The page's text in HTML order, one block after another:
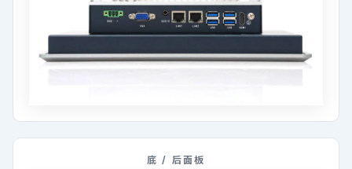
底 / 后面板